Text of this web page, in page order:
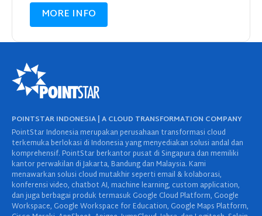
MORE INFO
POINTSTAR INDONESIA | A CLOUD TRANSFORMATION COMPANY
PointStar Indonesia merupakan perusahaan transformasi cloud
terkemuka berlokasi di Indonesia yang menyediakan solusi andal dan
komprehensif. PointStar berkantor pusat di Singapura dan memiliki
kantor perwakilan di Jakarta, Bandung dan Malaysia. Kami
menawarkan solusi cloud mutakhir seperti email & kolaborasi,
konferensi video, chatbot AI, machine learning, custom application,
dan juga berbagai produk termasuk Google Cloud Platform, Google
Workspace, Google Workspace for Education, Google Maps Platform,